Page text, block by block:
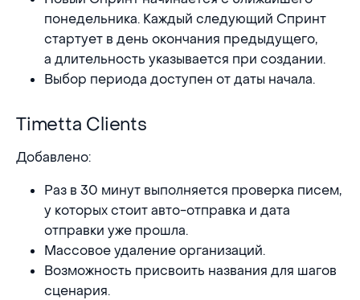
понедельника. Каждый следующий Спринт
стартует в день окончания предыдущего,
а длительность указывается при создании.
Выбор периода доступен от даты начала.
Timetta Clients
Timetta Clients
Добавлено:
Раз в 30 минут выполняется проверка писем,
у которых стоит авто-отправка и дата
отправки уже прошла.
Массовое удаление организаций.
Возможность присвоить названия для шагов
сценария.